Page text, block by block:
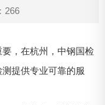
266
，在杭州，中钢国检
提供专业可靠的服